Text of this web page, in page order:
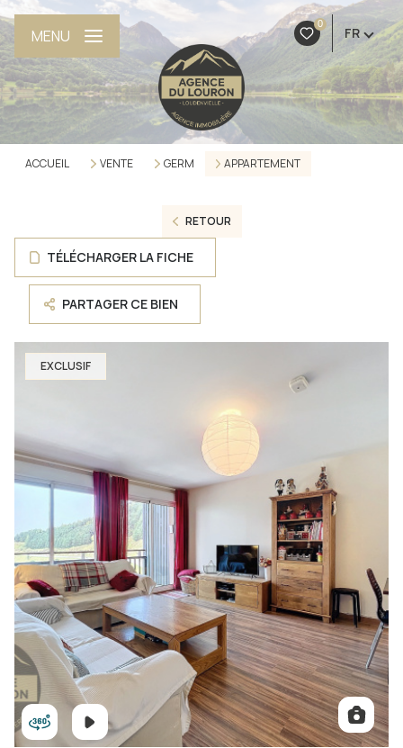
0
FR
MENU
ACCUEIL VENTE GERM APPARTEMENT
RETOUR
TÉLÉCHARGER LA FICHE
PARTAGER CE BIEN
EXCLUSIF